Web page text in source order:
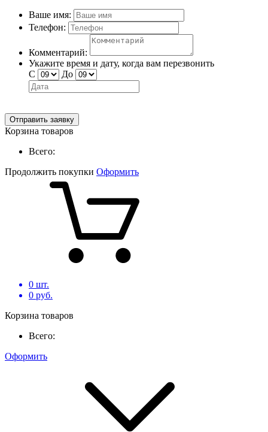
Ваше имя:
Телефон:
Комментарий:
Укажите время и дату, когда вам перезвонить
С
До
Отправить заявку
Корзина товаров
Всего:
Продолжить покупки Оформить
0 шт.
0 руб.
Корзина товаров
Всего:
Оформить